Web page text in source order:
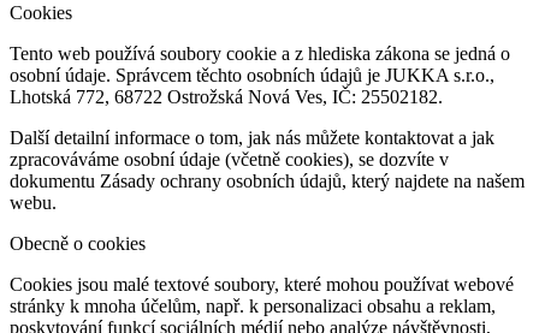
Cookies
Tento web používá soubory cookie a z hlediska zákona se jedná o
osobní údaje. Správcem těchto osobních údajů je JUKKA s.r.o.,
Lhotská 772, 68722 Ostrožská Nová Ves, IČ: 25502182.
Další detailní informace o tom, jak nás můžete kontaktovat a jak
zpracováváme osobní údaje (včetně cookies), se dozvíte v
dokumentu Zásady ochrany osobních údajů, který najdete na našem
webu.
Obecně o cookies
Cookies jsou malé textové soubory, které mohou používat webové
stránky k mnoha účelům, např. k personalizaci obsahu a reklam,
poskytování funkcí sociálních médií nebo analýze návštěvnosti,